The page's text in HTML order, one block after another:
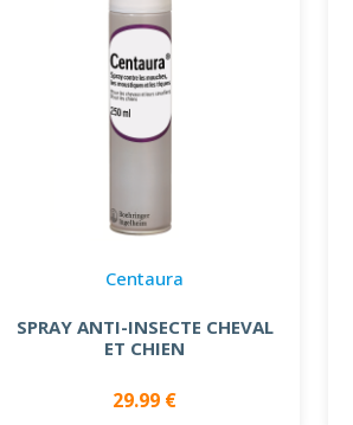
Centaura
SPRAY ANTI-INSECTE CHEVAL
ET CHIEN
29.99 €